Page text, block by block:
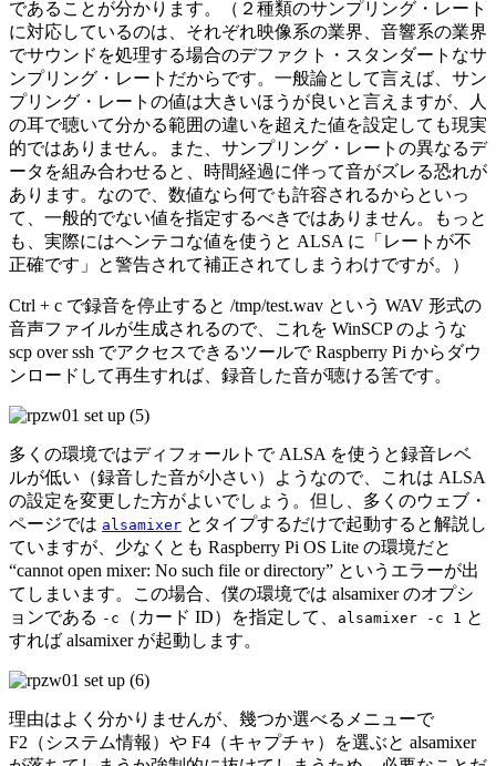
であることが分かります。（２種類のサンプリング・レート
に対応しているのは、それぞれ映像系の業界、音響系の業界
でサウンドを処理する場合のデファクト・スタンダートなサ
ンプリング・レートだからです。一般論として言えば、サン
プリング・レートの値は大きいほうが良いと言えますが、人
の耳で聴いて分かる範囲の違いを超えた値を設定しても現実
的ではありません。また、サンプリング・レートの異なるデ
ータを組み合わせると、時間経過に伴って音がズレる恐れが
あります。なので、数値なら何でも許容されるからといっ
て、一般的でない値を指定するべきではありません。もっと
も、実際にはヘンテコな値を使うと ALSA に「レートが不
正確です」と警告されて補正されてしまうわけですが。）
Ctrl + c で録音を停止すると /tmp/test.wav という WAV 形式の
音声ファイルが生成されるので、これを WinSCP のような
scp over ssh でアクセスできるツールで Raspberry Pi からダウ
ンロードして再生すれば、録音した音が聴ける筈です。
多くの環境ではディフォールトで ALSA を使うと録音レベ
ルが低い（録音した音が小さい）ようなので、これは ALSA
の設定を変更した方がよいでしょう。但し、多くのウェブ・
ページでは alsamixer とタイプするだけで起動すると解説し
ていますが、少なくとも Raspberry Pi OS Lite の環境だと
“cannot open mixer: No such file or directory” というエラーが出
てしまいます。この場合、僕の環境では alsamixer のオプシ
ョンである -c （カード ID）を指定して、 alsamixer -c 1 と
すれば alsamixer が起動します。
理由はよく分かりませんが、幾つか選べるメニューで
F2 （システム情報）や F4 （キャプチャ）を選ぶと alsamixer